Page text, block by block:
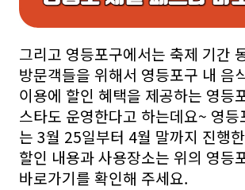
그리고 영등포구에서는 축제 기간
방문객들을 위해서 영등포구 내 음
이용에 할인 혜택을 제공하는 영등
스타도 운영한다고 하는데요~ 영
는 3월 25일부터 4월 말까지 진행
할인 내용과 사용장소는 위의 영등
바로가기를 확인해 주세요.